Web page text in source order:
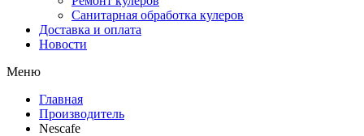
Санитарная обработка кулеров
Доставка и оплата
Новости
Меню
Главная
Производитель
Nescafe